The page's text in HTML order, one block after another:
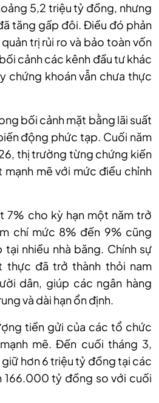
5,2 triệu tỷ đồng, nhưng
tăng gấp đôi. Điều đó phản
trị rủi ro và bảo toàn vốn
cảnh các kênh đầu tư khác
chứng khoán vẫn chưa thực
bối cảnh mặt bằng lãi suất
động phức tạp. Cuối năm
thị trường từng chứng kiến
mạnh mẽ với mức điều chỉnh
7% cho kỳ hạn một năm trở
chí mức 8% đến 9% cũng
nhiều nhà băng. Chính sự
thực đã trở thành thỏi nam
dân, giúp các ngân hàng
và dài hạn ổn định.
tiền gửi của các tổ chức
mẽ. Đến cuối tháng 3,
hơn 6 triệu tỷ đồng tại các
166.000 tỷ đồng so với cuối